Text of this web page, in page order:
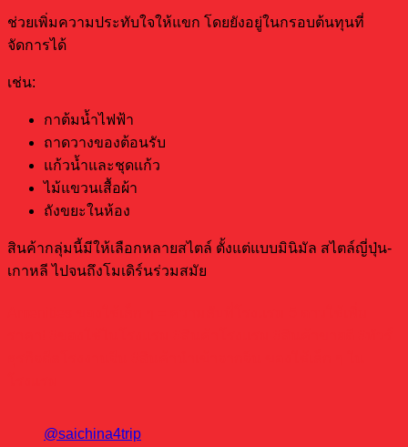
ช่วยเพิ่มความประทับใจให้แขก โดยยังอยู่ในกรอบต้นทุนที่
จัดการได้
เช่น:
กาต้มน้ำไฟฟ้า
ถาดวางของต้อนรับ
แก้วน้ำและชุดแก้ว
ไม้แขวนเสื้อผ้า
ถังขยะในห้อง
สินค้ากลุ่มนี้มีให้เลือกหลายสไตล์ ตั้งแต่แบบมินิมัล สไตล์ญี่ปุ่น-
เกาหลี ไปจนถึงโมเดิร์นร่วมสมัย
@saichina4trip